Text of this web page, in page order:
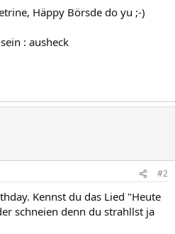
Häppy Börsde do yu ;-)
: ausheck
#2
Kennst du das Lied "Heute
schneien denn du strahllst ja